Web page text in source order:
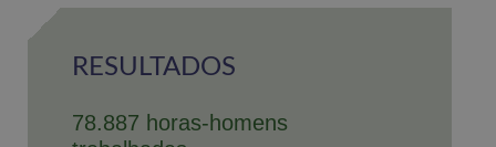
RESULTADOS
78.887 horas-homens